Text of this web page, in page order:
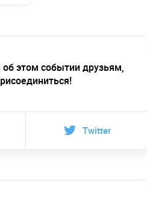
этом событии друзьям,
Twitter